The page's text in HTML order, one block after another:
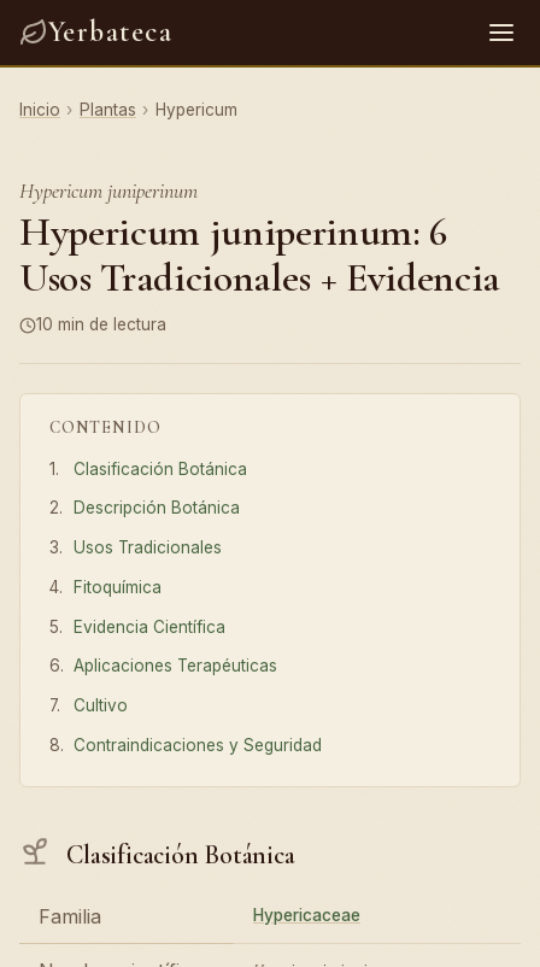
Yerbateca
Inicio › Plantas › Hypericum
Hypericum juniperinum
Hypericum juniperinum: 6
Usos Tradicionales + Evidencia
10 min de lectura
CONTENIDO
Clasificación Botánica
Descripción Botánica
Usos Tradicionales
Fitoquímica
Evidencia Científica
Aplicaciones Terapéuticas
Cultivo
Contraindicaciones y Seguridad
Clasificación Botánica
Familia Hypericaceae